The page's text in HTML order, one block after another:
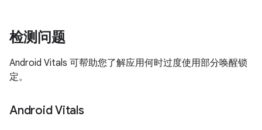
检测问题
Android Vitals 可帮助您了解应用何时过度使用部分唤醒锁
定。
Android Vitals